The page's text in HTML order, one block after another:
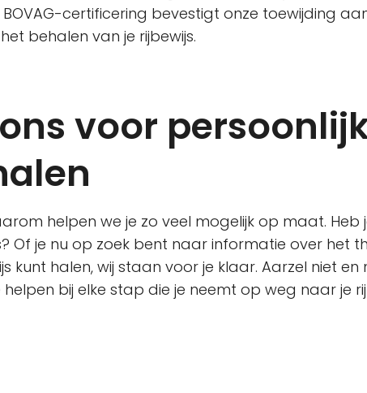
certificering bevestigt onze toewijding
behalen van je rijbewijs.
voor
helpen we je zo veel mogelijk op maat. Heb
Of je nu op zoek bent naar informatie over het
kunt halen, wij staan voor je klaar. Aarzel niet en
bij elke stap die je neemt op weg naar je